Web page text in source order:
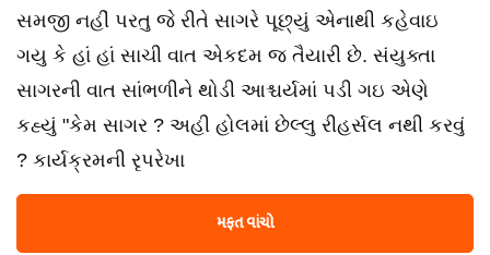
સમજી નહીં પરતુ જે રીતે સાગરે પૂછ્યું એનાથી કહેવાઇ
ગયુ કે હાં હાં સાચી વાત એકદમ જ તૈયારી છે. સંયુક્તા
સાગરની વાત સાંભળીને થોડી આશ્ચર્યમાં પડી ગઇ એણે
કહ્યું "કેમ સાગર ? અહી હોલમાં છેલ્લુ રીહર્સલ નથી કરવું
? કાર્યક્રમની રૃપરેખા
મફત વાંચો